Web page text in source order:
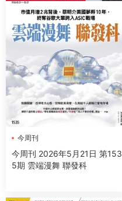
今周刊
今周刊 2026年5月21日 第153
5期 雲端漫舞 聯發科